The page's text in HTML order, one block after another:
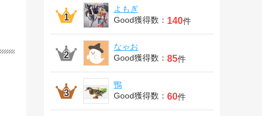
よもぎ
Good獲得数： 140件
なゃお
Good獲得数： 85件
鴨
Good獲得数： 60件